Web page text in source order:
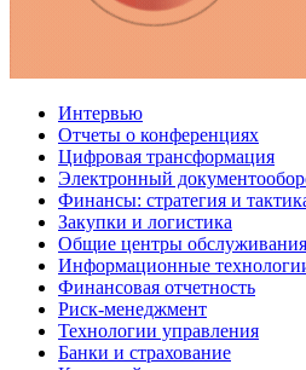
Интервью
Отчеты о конференциях
Цифровая трансформация
Электронный
Финансы: стратегия и
Закупки и логистика
Общие центры обслуживания
Информационные
Финансовая отчетность
Риск-менеджмент
Технологии управления
Банки и страхование